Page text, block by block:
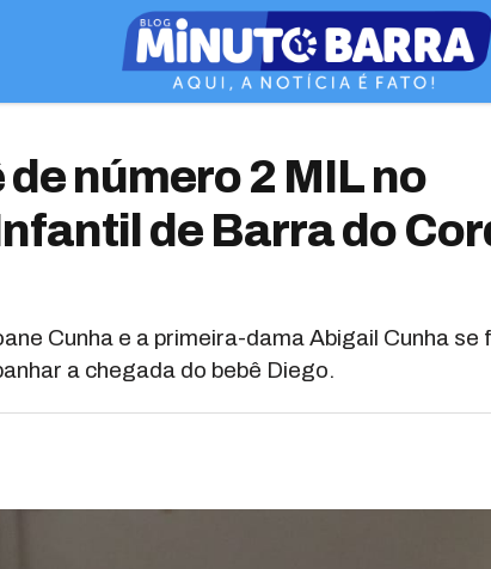
número 2 MIL no
de Barra do
Cunha e a primeira-dama Abigail Cunha se
a chegada do bebê Diego.